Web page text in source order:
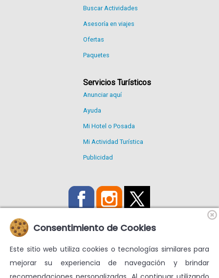
Buscar Actividades
Asesoría en viajes
Ofertas
Paquetes
Servicios Turísticos
Anunciar aquí
Ayuda
Mi Hotel o Posada
Mi Actividad Turística
Publicidad
Utilizamos Cookies propias y de terceros para mejorar nuestros
servicios y mostrarte publicidad relacionada con tus
Consentimiento de Cookies
Este sitio web utiliza cookies o tecnologías similares para
mejorar su experiencia de navegación y brindar